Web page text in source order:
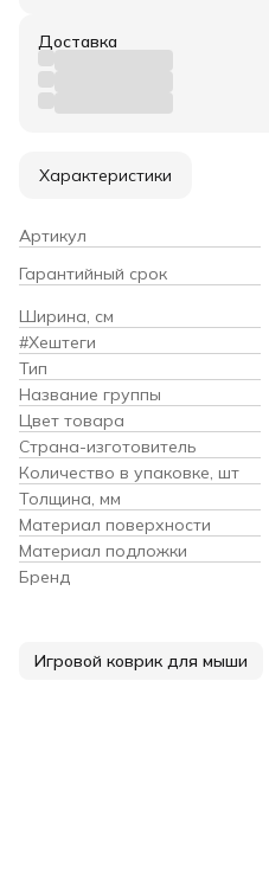
Доставка
Характеристики
Артикул
Гарантийный срок
Ширина, см
#Хештеги
Тип
Название группы
Цвет товара
Страна-изготовитель
Количество в упаковке, шт
Толщина, мм
Материал поверхности
Материал подложки
Бренд
Игровой коврик для мыши